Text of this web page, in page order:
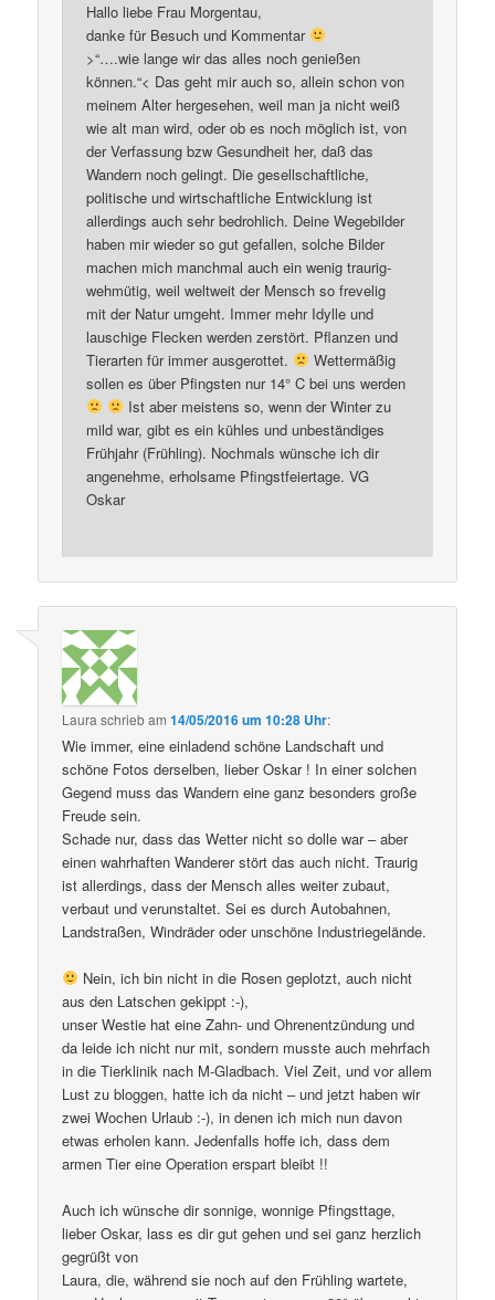
Hallo liebe Frau Morgentau,
danke für Besuch und Kommentar
>“….wie lange wir das alles noch genießen
können.“< Das geht mir auch so, allein schon von
meinem Alter hergesehen, weil man ja nicht weiß
wie alt man wird, oder ob es noch möglich ist, von
der Verfassung bzw Gesundheit her, daß das
Wandern noch gelingt. Die gesellschaftliche,
politische und wirtschaftliche Entwicklung ist
allerdings auch sehr bedrohlich. Deine Wegebilder
haben mir wieder so gut gefallen, solche Bilder
machen mich manchmal auch ein wenig traurig-
wehmütig, weil weltweit der Mensch so frevelig
mit der Natur umgeht. Immer mehr Idylle und
lauschige Flecken werden zerstört. Pflanzen und
Tierarten für immer ausgerottet.
Wettermäßig
sollen es über Pfingsten nur 14° C bei uns werden
Ist aber meistens so, wenn der Winter zu
mild war, gibt es ein kühles und unbeständiges
Frühjahr (Frühling). Nochmals wünsche ich dir
angenehme, erholsame Pfingstfeiertage. VG
Oskar
Laura schriebam14/05/2016 um 10:28 Uhr:
Wie immer, eine einladend schöne Landschaft und
schöne Fotos derselben, lieber Oskar ! In einer solchen
Gegend muss das Wandern eine ganz besonders große
Freude sein.
Schade nur, dass das Wetter nicht so dolle war – aber
einen wahrhaften Wanderer stört das auch nicht. Traurig
ist allerdings, dass der Mensch alles weiter zubaut,
verbaut und verunstaltet. Sei es durch Autobahnen,
Landstraßen, Windräder oder unschöne Industriegelände.
Nein, ich bin nicht in die Rosen geplotzt, auch nicht
aus den Latschen gekippt :-),
unser Westie hat eine Zahn- und Ohrenentzündung und
da leide ich nicht nur mit, sondern musste auch mehrfach
in die Tierklinik nach M-Gladbach. Viel Zeit, und vor allem
Lust zu bloggen, hatte ich da nicht – und jetzt haben wir
zwei Wochen Urlaub :-), in denen ich mich nun davon
etwas erholen kann. Jedenfalls hoffe ich, dass dem
armen Tier eine Operation erspart bleibt !!
Auch ich wünsche dir sonnige, wonnige Pfingsttage,
lieber Oskar, lass es dir gut gehen und sei ganz herzlich
gegrüßt von
Laura, die, während sie noch auf den Frühling wartete,